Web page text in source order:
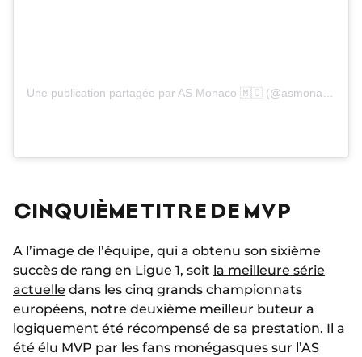
Une publication partagée par AS Monaco 🇲🇨 (@asmonaco)
CINQUIÈME TITRE DE MVP
A l’image de l’équipe, qui a obtenu son sixième
succès de rang en Ligue 1, soit la meilleure série
actuelle dans les cinq grands championnats
européens, notre deuxième meilleur buteur a
logiquement été récompensé de sa prestation. Il a
été élu MVP par les fans monégasques sur l’AS